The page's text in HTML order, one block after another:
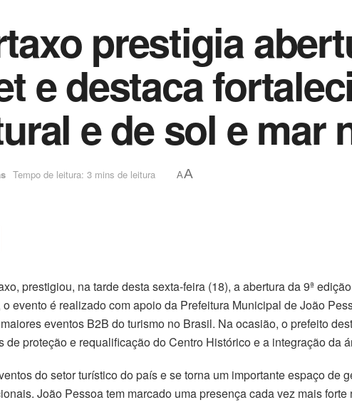
prestigia
e destaca
e de sol e mar
Tempo de leitura: 3 mins de leitura AA
prestigiou, na tarde desta sexta-feira (18), a abertura da 9ª
evento é realizado com apoio da Prefeitura Municipal de João
eventos B2B do turismo no Brasil. Na ocasião, o prefeito
proteção e requalificação do Centro Histórico e a integração da
do setor turístico do país e se torna um importante espaço de
João Pessoa tem marcado uma presença cada vez mais